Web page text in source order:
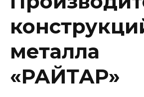
металла
«РАЙТАР»